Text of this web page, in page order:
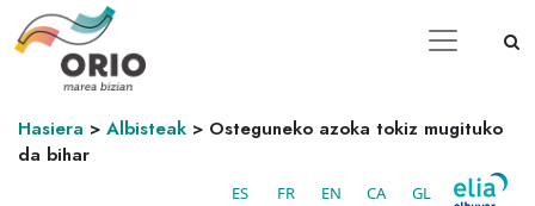
Hasiera > Albisteak > Osteguneko azoka tokiz mugituko
da bihar
ES FR EN CA GL